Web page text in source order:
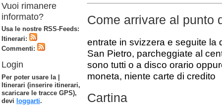
Come arrivare al punto
entrate in svizzera e seguite la
San Pietro, parcheggiate al
sono tutti o a disco orario
moneta, niente carte di credito
Cartina
Vuoi rimanere
informato?
Usa le nostre RSS-Feeds:
Itinerari:
Commenti:
Login
Per poter usare la |
Itinerari (inserire itinerari,
scaricare le tracce GPS),
devi loggarti.